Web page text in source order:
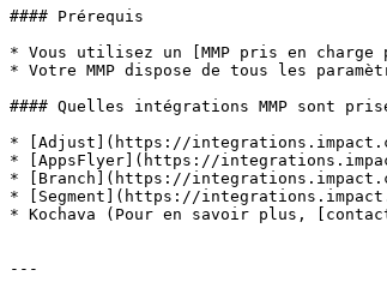
#### Prérequis
* Vous utilisez un [MMP pris en charge
* Votre MMP dispose de tous les
#### Quelles intégrations MMP sont
* [Adjust](https://
* [AppsFlyer](https://
* [Branch](https://
* [Segment](https://
* Kochava (Pour en savoir plus,
---